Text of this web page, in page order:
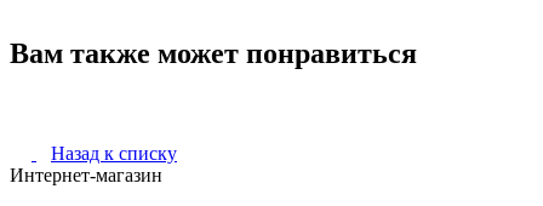
Вам также может понравиться
Назад к списку
Интернет-магазин